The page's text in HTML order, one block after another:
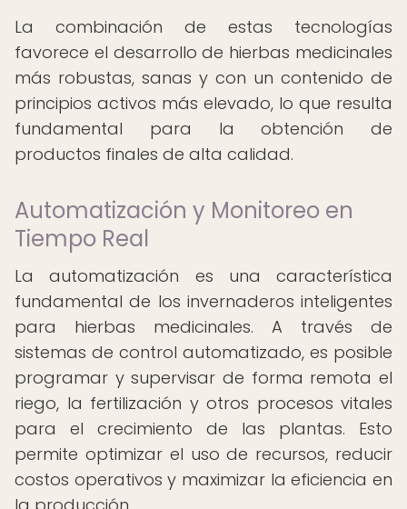
La combinación de estas tecnologías
favorece el desarrollo de hierbas medicinales
más robustas, sanas y con un contenido de
principios activos más elevado, lo que resulta
fundamental para la obtención de
productos finales de alta calidad.
Automatización y Monitoreo en
Tiempo Real
La automatización es una característica
fundamental de los invernaderos inteligentes
para hierbas medicinales. A través de
sistemas de control automatizado, es posible
programar y supervisar de forma remota el
riego, la fertilización y otros procesos vitales
para el crecimiento de las plantas. Esto
permite optimizar el uso de recursos, reducir
costos operativos y maximizar la eficiencia en